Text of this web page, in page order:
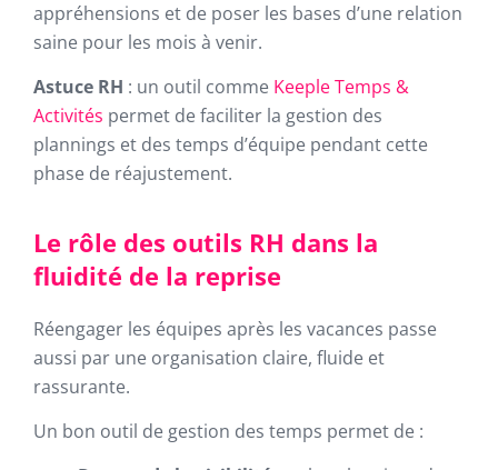
appréhensions et de poser les bases d’une relation
saine pour les mois à venir.
Astuce RH : un outil comme Keeple Temps &
Activités permet de faciliter la gestion des
plannings et des temps d’équipe pendant cette
phase de réajustement.
Le rôle des outils RH dans la
fluidité de la reprise
Réengager les équipes après les vacances passe
aussi par une organisation claire, fluide et
rassurante.
Un bon outil de gestion des temps permet de :